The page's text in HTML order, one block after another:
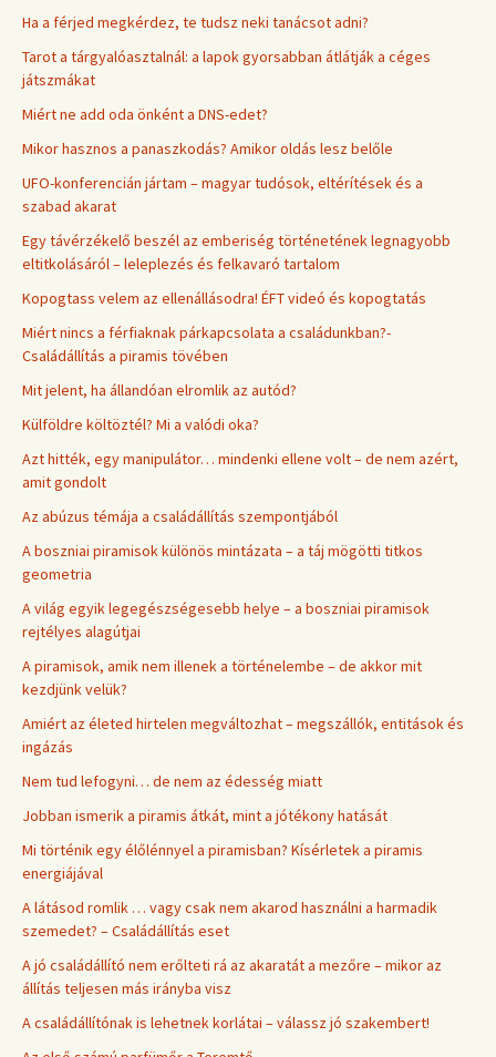
Ha a férjed megkérdez, te tudsz neki tanácsot adni?
Tarot a tárgyalóasztalnál: a lapok gyorsabban átlátják a céges
játszmákat
Miért ne add oda önként a DNS-edet?
Mikor hasznos a panaszkodás? Amikor oldás lesz belőle
UFO-konferencián jártam – magyar tudósok, eltérítések és a
szabad akarat
Egy távérzékelő beszél az emberiség történetének legnagyobb
eltitkolásáról – leleplezés és felkavaró tartalom
Kopogtass velem az ellenállásodra! ÉFT videó és kopogtatás
Miért nincs a férfiaknak párkapcsolata a családunkban?-
Családállítás a piramis tövében
Mit jelent, ha állandóan elromlik az autód?
Külföldre költöztél? Mi a valódi oka?
Azt hitték, egy manipulátor… mindenki ellene volt – de nem azért,
amit gondolt
Az abúzus témája a családállítás szempontjából
A boszniai piramisok különös mintázata – a táj mögötti titkos
geometria
A világ egyik legegészségesebb helye – a boszniai piramisok
rejtélyes alagútjai
A piramisok, amik nem illenek a történelembe – de akkor mit
kezdjünk velük?
Amiért az életed hirtelen megváltozhat – megszállók, entitások és
ingázás
Nem tud lefogyni… de nem az édesség miatt
Jobban ismerik a piramis átkát, mint a jótékony hatását
Mi történik egy élőlénnyel a piramisban? Kísérletek a piramis
energiájával
A látásod romlik … vagy csak nem akarod használni a harmadik
szemedet? – Családállítás eset
A jó családállító nem erőlteti rá az akaratát a mezőre – mikor az
állítás teljesen más irányba visz
A családállítónak is lehetnek korlátai – válassz jó szakembert!